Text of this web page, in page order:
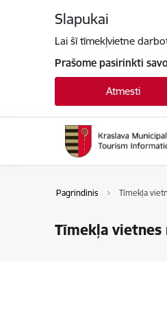
Slapukai
Lai šī tīmekļvietne
Prašome pasirinkti
Atmesti
Pagrindinis Tīmekļa
Tīmekļa